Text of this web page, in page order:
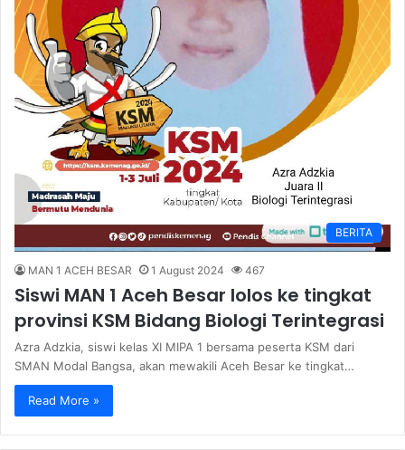
BERITA
MAN 1 ACEH BESAR 1 August 2024 467
Siswi MAN 1 Aceh Besar lolos ke tingkat
provinsi KSM Bidang Biologi Terintegrasi
Azra Adzkia, siswi kelas XI MIPA 1 bersama peserta KSM dari
SMAN Modal Bangsa, akan mewakili Aceh Besar ke tingkat…
Read More »